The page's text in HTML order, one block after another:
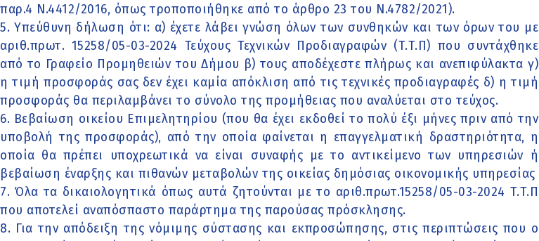
παρ.4 Ν.4412/2016, όπως τροποποιήθηκε από το άρθρο 23 του Ν.4782/2021).
5. Υπεύθυνη δήλωση ότι: α) έχετε λάβει γνώση όλων των συνθηκών και των όρων του με
αριθ.πρωτ. 15258/05-03-2024 Τεύχους Τεχνικών Προδιαγραφών (Τ.Τ.Π) που συντάχθηκε
από το Γραφείο Προμηθειών του Δήμου β) τους αποδέχεστε πλήρως και ανεπιφύλακτα γ)
η τιμή προσφοράς σας δεν έχει καμία απόκλιση από τις τεχνικές προδιαγραφές δ) η τιμή
προσφοράς θα περιλαμβάνει το σύνολο της προμήθειας που αναλύεται στο τεύχος.
6. Βεβαίωση οικείου Επιμελητηρίου (που θα έχει εκδοθεί το πολύ έξι μήνες πριν από την
υποβολή της προσφοράς), από την οποία φαίνεται η επαγγελματική δραστηριότητα, η
οποία θα πρέπει υποχρεωτικά να είναι συναφής με το αντικείμενο των υπηρεσιών ή
βεβαίωση έναρξης και πιθανών μεταβολών της οικείας δημόσιας οικονομικής υπηρεσίας
7. Όλα τα δικαιολογητικά όπως αυτά ζητούνται με το αριθ.πρωτ.15258/05-03-2024 Τ.Τ.Π
που αποτελεί αναπόσπαστο παράρτημα της παρούσας πρόσκλησης.
8. Για την απόδειξη της νόμιμης σύστασης και εκπροσώπησης, στις περιπτώσεις που ο